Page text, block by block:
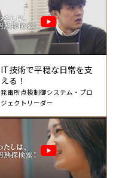
IT技術で平穏な日常を支
える！
発電所点検制御システム・プロ
ジェクトリーダー